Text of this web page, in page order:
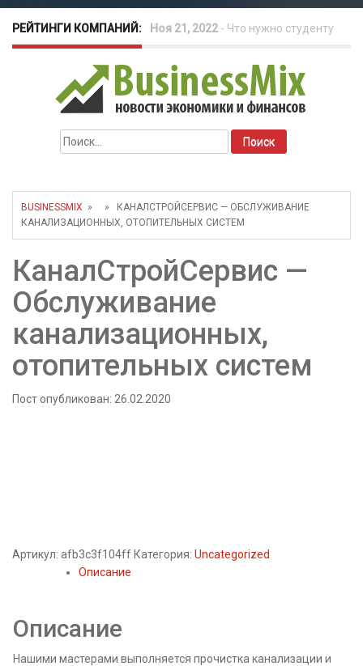
РЕЙТИНГИ КОМПАНИЙ: Окт 26, 2022- Телефония для
amoCRM: лучшие инструменты для
бизнеса
-Курсовые колебания:
как защитить свой бизнес?
Найти:
BUSINESSMIX » » КАНАЛСТРОЙСЕРВИС — ОБСЛУЖИВАНИЕ
КАНАЛИЗАЦИОННЫХ, ОТОПИТЕЛЬНЫХ СИСТЕМ
КаналСтройСервис —
Обслуживание
канализационных,
отопительных систем
Пост опубликован: 26.02.2020
Артикул: afb3c3f104ff Категория: Uncategorized
Описание
Описание
Нашими мастерами выполняется прочистка канализации и